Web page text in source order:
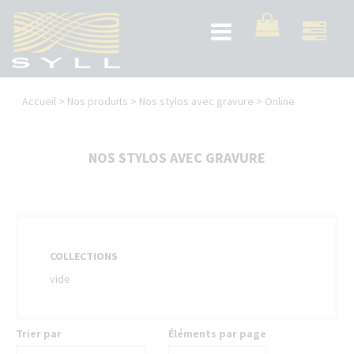
contenu
principal
Toggle
navigation
Vous
Accueil > Nos produits > Nos stylos avec gravure > Online
NOS STYLOS AVEC GRAVURE
COLLECTIONS
vide
Trier par Éléments par page